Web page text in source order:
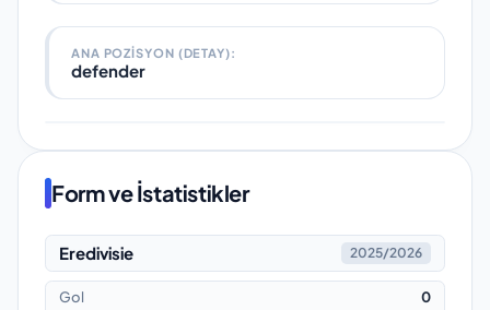
ANA POZISYON (DETAY):
defender
Form ve İstatistikler
Eredivisie 2025/2026
Gol
0